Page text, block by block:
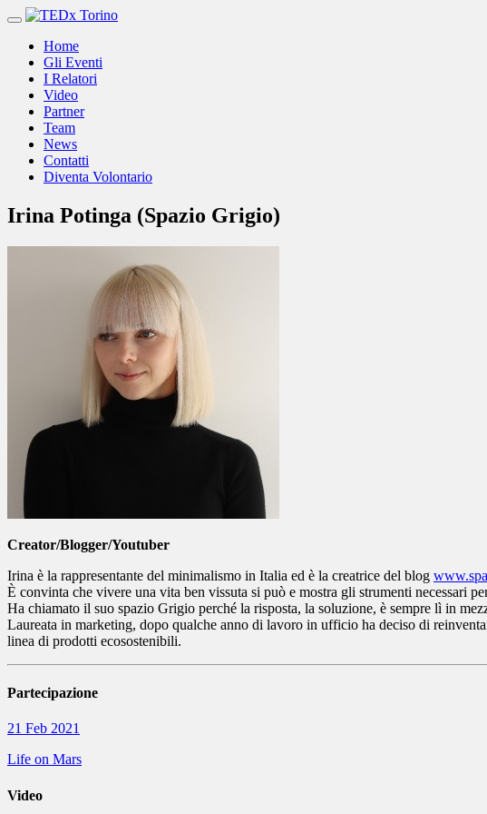
Vai
contenutoHome
Gli Eventi
I Relatori
Video
Partner
Team
News
Contatti
Diventa Volontario
Irina Potinga (Spazio Grigio)
Creator/Blogger/Youtuber
Irina è la rappresentante del minimalismo in Italia ed è la creatrice del blog
È convinta che vivere una vita ben vissuta si può e mostra gli strumenti necessari
Ha chiamato il suo spazio Grigio perché la risposta, la soluzione, è sempre lì in
Laureata in marketing, dopo qualche anno di lavoro in ufficio ha deciso di
linea di prodotti ecosostenibili.
Partecipazione
21 Feb 2021
Life on Mars
Video